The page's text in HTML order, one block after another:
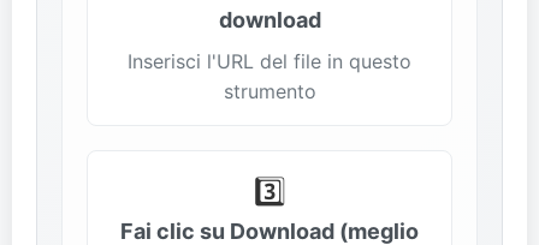
download
Inserisci l'URL del file in questo
strumento
3️⃣
Fai clic su Download (meglio